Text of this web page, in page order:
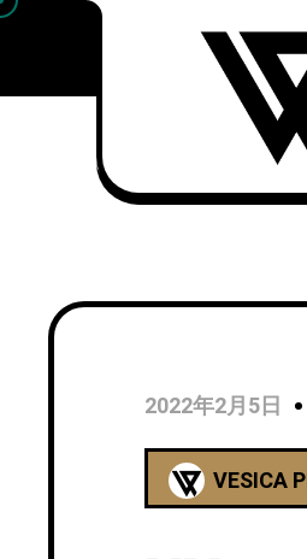
2022年2月5日
VESICA